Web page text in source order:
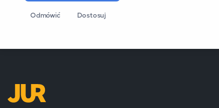
Odmówić Dostosuj